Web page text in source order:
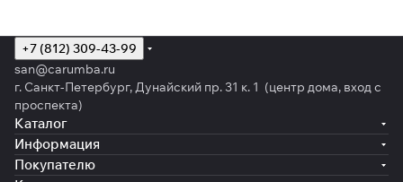
+7 (812) 309-43-99
san@carumba.ru
г. Санкт-Петербург, Дунайский пр. 31 к. 1 (центр дома, вход с
проспекта)
Каталог
Информация
Покупателю